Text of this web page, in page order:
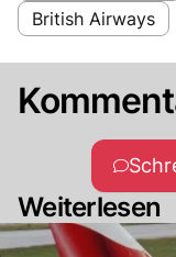
British Airways
Weiterlesen